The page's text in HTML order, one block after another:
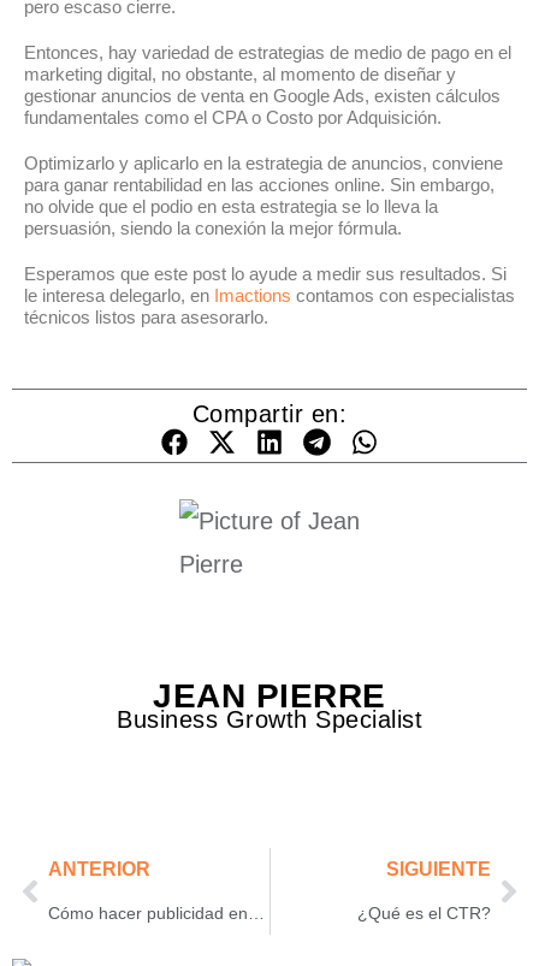
pero escaso cierre.
Entonces, hay variedad de estrategias de medio de pago en el
marketing digital, no obstante, al momento de diseñar y
gestionar anuncios de venta en Google Ads, existen cálculos
fundamentales como el CPA o Costo por Adquisición.
Optimizarlo y aplicarlo en la estrategia de anuncios, conviene
para ganar rentabilidad en las acciones online. Sin embargo,
no olvide que el podio en esta estrategia se lo lleva la
persuasión, siendo la conexión la mejor fórmula.
Esperamos que este post lo ayude a medir sus resultados. Si
le interesa delegarlo, en Imactions contamos con especialistas
técnicos listos para asesorarlo.
Compartir en:
JEAN PIERRE
Business Growth Specialist
ANTERIOR SIGUIENTE
¿Qué es el CTR?